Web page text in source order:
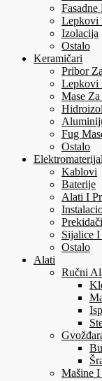
Fasadne
Lepkovi
Izolacija
Ostalo
Keramičari
Pribor
Lepkovi
Mase
Fug
Ostalo
Elektromaterijal
Kablovi
Baterije
Alati I
Sijalice
Ostalo
Alati
Ručni
Mašine I